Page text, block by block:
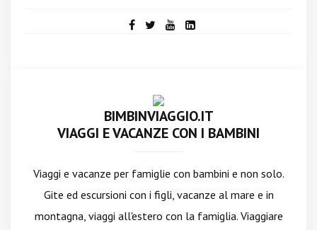
BIMBINVIAGGIO.IT
VIAGGI E VACANZE CON I BAMBINI
Viaggi e vacanze per famiglie con bambini e non solo.
Gite ed escursioni con i figli, vacanze al mare e in
montagna, viaggi all'estero con la famiglia. Viaggiare